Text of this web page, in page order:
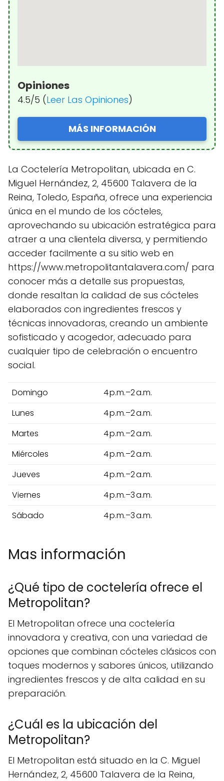
Opiniones
4.5/5 (Leer Las Opiniones)
MÁS INFORMACIÓN
La Coctelería Metropolitan, ubicada en C.
Miguel Hernández, 2, 45600 Talavera de la
Reina, Toledo, España, ofrece una experiencia
única en el mundo de los cócteles,
aprovechando su ubicación estratégica para
atraer a una clientela diversa, y permitiendo
acceder facilmente a su sitio web en
https://www.metropolitantalavera.com/ para
conocer más a detalle sus propuestas,
donde resaltan la calidad de sus cócteles
elaborados con ingredientes frescos y
técnicas innovadoras, creando un ambiente
sofisticado y acogedor, adecuado para
cualquier tipo de celebración o encuentro
social.
Domingo
4 p.m.–2 a.m.
Lunes
4 p.m.–2 a.m.
Martes
4 p.m.–2 a.m.
Miércoles
4 p.m.–2 a.m.
Jueves
4 p.m.–2 a.m.
Viernes
4 p.m.–3 a.m.
Sábado
4 p.m.–3 a.m.
Mas información
¿Qué tipo de coctelería ofrece el
Metropolitan?
El Metropolitan ofrece una coctelería
innovadora y creativa, con una variedad de
opciones que combinan cócteles clásicos con
toques modernos y sabores únicos, utilizando
ingredientes frescos y de alta calidad en su
preparación.
¿Cuál es la ubicación del
Metropolitan?
El Metropolitan está situado en la C. Miguel
Hernández, 2, 45600 Talavera de la Reina,